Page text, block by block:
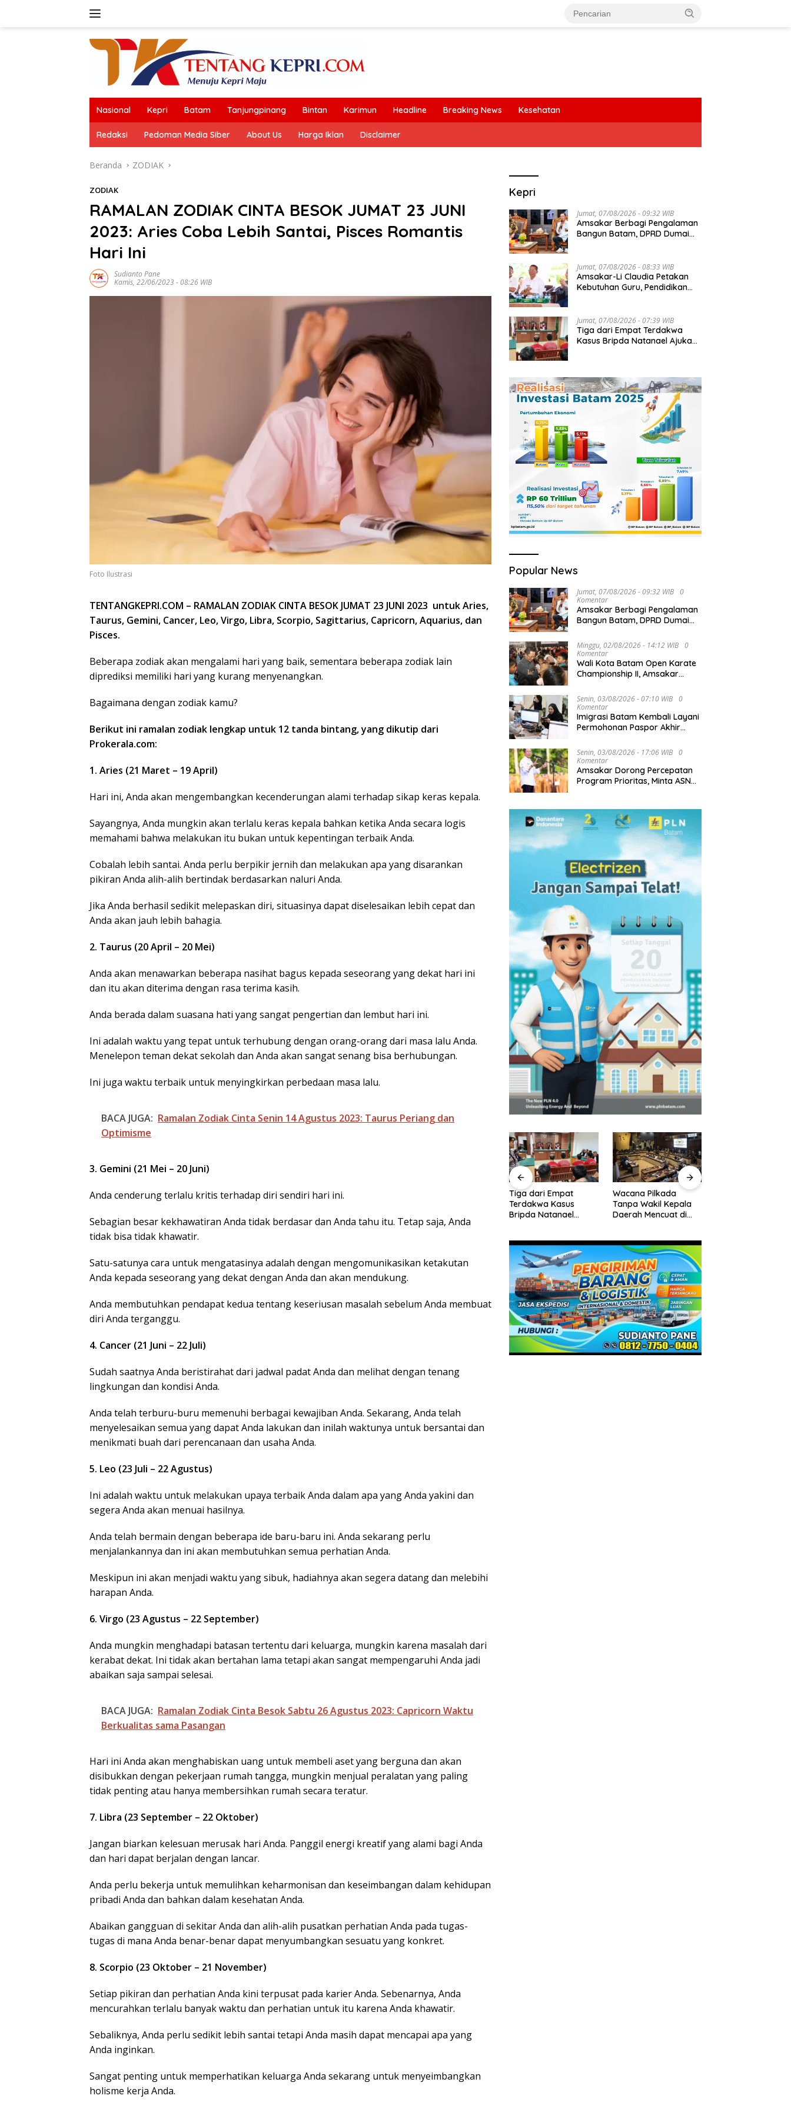
Nasional Kepri Batam Tanjungpinang Bintan Karimun Headline Breaking News Kesehatan
Redaksi Pedoman Media Siber About Us Harga Iklan Disclaimer
Beranda ZODIAK
ZODIAK
RAMALAN ZODIAK CINTA BESOK JUMAT 23 JUNI
2023: Aries Coba Lebih Santai, Pisces Romantis
Hari Ini
Sudianto Pane
Kamis, 22/06/2023 - 08:26 WIB
Foto Ilustrasi
TENTANGKEPRI.COM – RAMALAN ZODIAK CINTA BESOK JUMAT 23 JUNI 2023 untuk Aries,
Taurus, Gemini, Cancer, Leo, Virgo, Libra, Scorpio, Sagittarius, Capricorn, Aquarius, dan
Pisces.
Beberapa zodiak akan mengalami hari yang baik, sementara beberapa zodiak lain
diprediksi memiliki hari yang kurang menyenangkan.
Bagaimana dengan zodiak kamu?
Berikut ini ramalan zodiak lengkap untuk 12 tanda bintang, yang dikutip dari
Prokerala.com:
1. Aries (21 Maret – 19 April)
Hari ini, Anda akan mengembangkan kecenderungan alami terhadap sikap keras kepala.
Sayangnya, Anda mungkin akan terlalu keras kepala bahkan ketika Anda secara logis
memahami bahwa melakukan itu bukan untuk kepentingan terbaik Anda.
Cobalah lebih santai. Anda perlu berpikir jernih dan melakukan apa yang disarankan
pikiran Anda alih-alih bertindak berdasarkan naluri Anda.
Jika Anda berhasil sedikit melepaskan diri, situasinya dapat diselesaikan lebih cepat dan
Anda akan jauh lebih bahagia.
2. Taurus (20 April – 20 Mei)
Anda akan menawarkan beberapa nasihat bagus kepada seseorang yang dekat hari ini
dan itu akan diterima dengan rasa terima kasih.
Anda berada dalam suasana hati yang sangat pengertian dan lembut hari ini.
Ini adalah waktu yang tepat untuk terhubung dengan orang-orang dari masa lalu Anda.
Menelepon teman dekat sekolah dan Anda akan sangat senang bisa berhubungan.
Ini juga waktu terbaik untuk menyingkirkan perbedaan masa lalu.
BACA JUGA: Ramalan Zodiak Cinta Senin 14 Agustus 2023: Taurus Periang dan
Optimisme
3. Gemini (21 Mei – 20 Juni)
Anda cenderung terlalu kritis terhadap diri sendiri hari ini.
Sebagian besar kekhawatiran Anda tidak berdasar dan Anda tahu itu. Tetap saja, Anda
tidak bisa tidak khawatir.
Satu-satunya cara untuk mengatasinya adalah dengan mengomunikasikan ketakutan
Anda kepada seseorang yang dekat dengan Anda dan akan mendukung.
Anda membutuhkan pendapat kedua tentang keseriusan masalah sebelum Anda membuat
diri Anda terganggu.
4. Cancer (21 Juni – 22 Juli)
Sudah saatnya Anda beristirahat dari jadwal padat Anda dan melihat dengan tenang
lingkungan dan kondisi Anda.
Anda telah terburu-buru memenuhi berbagai kewajiban Anda. Sekarang, Anda telah
menyelesaikan semua yang dapat Anda lakukan dan inilah waktunya untuk bersantai dan
menikmati buah dari perencanaan dan usaha Anda.
5. Leo (23 Juli – 22 Agustus)
Ini adalah waktu untuk melakukan upaya terbaik Anda dalam apa yang Anda yakini dan
segera Anda akan menuai hasilnya.
Anda telah bermain dengan beberapa ide baru-baru ini. Anda sekarang perlu
menjalankannya dan ini akan membutuhkan semua perhatian Anda.
Meskipun ini akan menjadi waktu yang sibuk, hadiahnya akan segera datang dan melebihi
harapan Anda.
6. Virgo (23 Agustus – 22 September)
Anda mungkin menghadapi batasan tertentu dari keluarga, mungkin karena masalah dari
kerabat dekat. Ini tidak akan bertahan lama tetapi akan sangat mempengaruhi Anda jadi
abaikan saja sampai selesai.
BACA JUGA: Ramalan Zodiak Cinta Besok Sabtu 26 Agustus 2023: Capricorn Waktu
Berkualitas sama Pasangan
Hari ini Anda akan menghabiskan uang untuk membeli aset yang berguna dan akan
disibukkan dengan pekerjaan rumah tangga, mungkin menjual peralatan yang paling
tidak penting atau hanya membersihkan rumah secara teratur.
7. Libra (23 September – 22 Oktober)
Jangan biarkan kelesuan merusak hari Anda. Panggil energi kreatif yang alami bagi Anda
dan hari dapat berjalan dengan lancar.
Anda perlu bekerja untuk memulihkan keharmonisan dan keseimbangan dalam kehidupan
pribadi Anda dan bahkan dalam kesehatan Anda.
Abaikan gangguan di sekitar Anda dan alih-alih pusatkan perhatian Anda pada tugas-
tugas di mana Anda benar-benar dapat menyumbangkan sesuatu yang konkret.
8. Scorpio (23 Oktober – 21 November)
Setiap pikiran dan perhatian Anda kini terpusat pada karier Anda. Sebenarnya, Anda
mencurahkan terlalu banyak waktu dan perhatian untuk itu karena Anda khawatir.
Sebaliknya, Anda perlu sedikit lebih santai tetapi Anda masih dapat mencapai apa yang
Anda inginkan.
Sangat penting untuk memperhatikan keluarga Anda sekarang untuk menyeimbangkan
holisme kerja Anda.
Kepri
Jumat, 07/08/2026 - 09:32 WIB
Amsakar Berbagi Pengalaman
Bangun Batam, DPRD Dumai
Jumat, 07/08/2026 - 08:33 WIB
Amsakar-Li Claudia Petakan
Kebutuhan Guru, Pendidikan
Jumat, 07/08/2026 - 07:39 WIB
Tiga dari Empat Terdakwa
Kasus Bripda Natanael Ajukan
Popular News
Jumat, 07/08/2026 - 09:32 WIB
0
Komentar
Amsakar Berbagi Pengalaman
Bangun Batam, DPRD Dumai
Investasi
Minggu, 02/08/2026 - 14:12 WIB
0
Komentar
Wali Kota Batam Open Karate
Championship II, Amsakar
melalui Kompetisi
Berkelanjutan
Senin, 03/08/2026 - 07:10 WIB
0
Komentar
Imigrasi Batam Kembali Layani
Permohonan Paspor Akhir
Senin, 03/08/2026 - 17:06 WIB
0
Komentar
Amsakar Dorong Percepatan
Program Prioritas, Minta ASN
BP Batam Dukung
Laut Sesuai Ketentuan
Panglima TNI Kunjungi
Sebelum Bertolak ke
Berkualitas Jadi
Tiga dari Empat
Terdakwa Kasus
Bripda Natanael
Wacana Pilkada
Tanpa Wakil Kepala
Daerah Mencuat di